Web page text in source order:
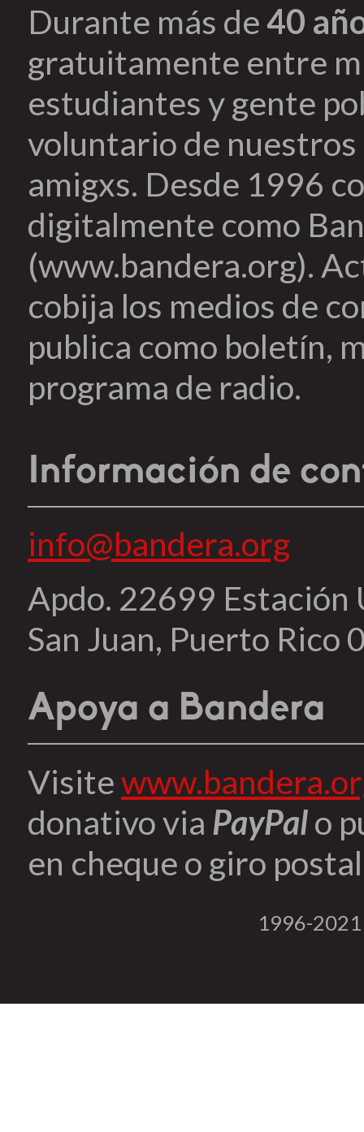
Durante más de40
gratuitamente entre
estudiantes y gente
voluntario de
amigxs. Desde 1996
digitalmente como
(www.bandera.org).
cobija los medios de
publica como boletín,
programa de radio.
Información de
info@bandera.org
Apdo. 22699 Estación
San Juan, Puerto Rico
Apoya a Bandera
Visite
donativo via PayPalo
en cheque o giro
1996-